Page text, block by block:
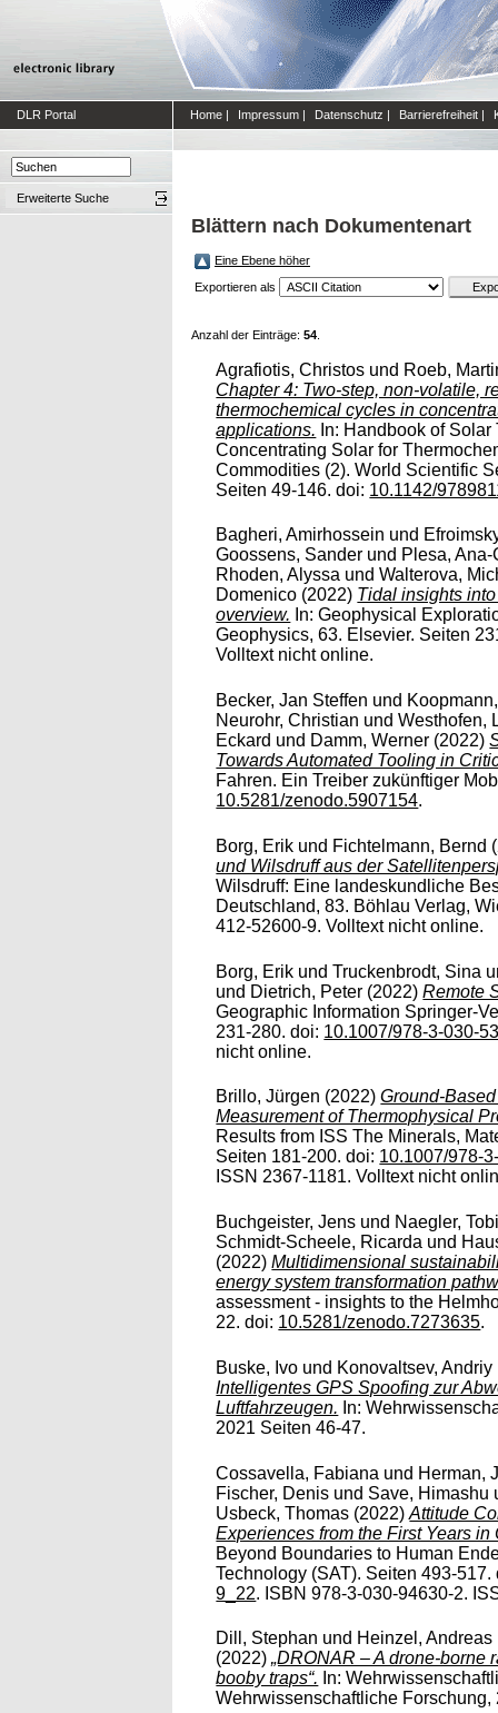
DLR Portal Home | Impressum | Datenschutz | Barrierefreiheit |
Erweiterte Suche
Blättern nach Dokumentenart
Eine Ebene höher
Exportieren als
Anzahl der Einträge: 54
Agrafiotis, Christos und Roeb,
Chapter 4: Two-step, non-volatile,
thermochemical cycles in
applications. In: Handbook of
Concentrating Solar for
Commodities (2). World Scientific
Seiten 49-146. doi: 10.1142/
Bagheri, Amirhossein und
Goossens, Sander und Plesa,
Rhoden, Alyssa undWalterova,
Domenico (2022) Tidal insights
overview. In: Geophysical
Geophysics, 63. Elsevier. Seiten
Volltext nicht online.
Becker, Jan Steffen und
Neurohr, Christian undWesthofen,
Eckard und Damm, Werner (2022)
Towards Automated Tooling in
Fahren. Ein Treiber zukünftiger
10.5281/zenodo.5907154.
Borg, Erik und Fichtelmann, Bernd
und Wilsdruff aus der
Wilsdruff: Eine landeskundliche
Deutschland, 83. Böhlau Verlag,
412-52600-9. Volltext nicht online.
Borg, Erik undTruckenbrodt, Sina
und Dietrich, Peter (2022)Remote
Geographic Information Springer-
231-280. doi: 10.1007/978-3-030-
nicht online.
Brillo, Jürgen (2022)Ground-
Measurement of Thermophysical
Results from ISS The Minerals,
Seiten 181-200. doi: 10.1007/978-
ISSN 2367-1181. Volltext nicht
Buchgeister, Jens und Naegler,
Schmidt-Scheele, Ricarda und
(2022)Multidimensional
energy system transformation
assessment - insights to the
22. doi: 10.5281/zenodo.7273635.
Buske, Ivo und Konovaltsev, Andriy
Intelligentes GPS Spoofing zur
Luftfahrzeugen. In:
2021 Seiten 46-47.
Cossavella, Fabiana und Herman,
Fischer, Denis und Save, Himashu
Usbeck, Thomas (2022)Attitude
Experiences from the First Years in
Beyond Boundaries to Human
Technology (SAT). Seiten 493-
9_22. ISBN 978-3-030-94630-2.
Dill, Stephan und Heinzel, Andreas
(2022)„DRONAR – A drone-borne
booby traps“. In:
Wehrwissenschaftliche